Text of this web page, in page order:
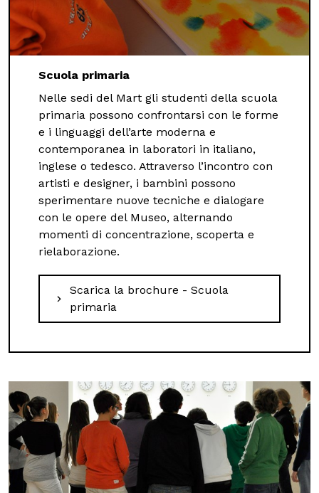
Scuola primaria
Nelle sedi del Mart gli studenti della scuola
primaria possono confrontarsi con le forme
e i linguaggi dell’arte moderna e
contemporanea in laboratori in italiano,
inglese o tedesco. Attraverso l’incontro con
artisti e designer, i bambini possono
sperimentare nuove tecniche e dialogare
con le opere del Museo, alternando
momenti di concentrazione, scoperta e
rielaborazione.
Scarica la brochure - Scuola
primaria